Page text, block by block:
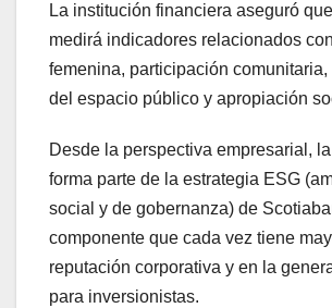
La institución financiera aseguró
medirá indicadores relacionados
femenina, participación
del espacio público y apropiación
Desde la perspectiva empresarial,
forma parte de la estrategia ESG
social y de gobernanza) de
componente que cada vez tiene
reputación corporativa y en la
para inversionistas.